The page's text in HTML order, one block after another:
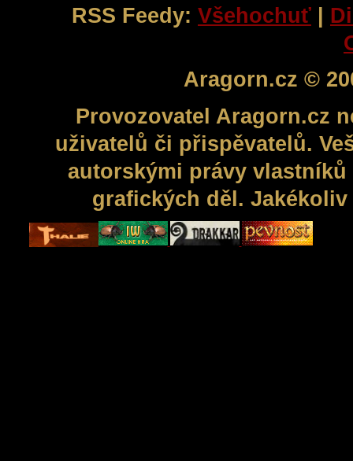
RSS Feedy: Všehochuť |
Aragorn.cz ©
Provozovatel Aragorn.cz
uživatelů či přispěvatelů.
autorskými právy
grafických děl.